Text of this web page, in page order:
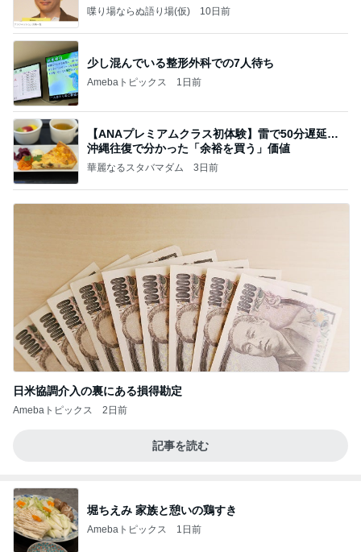
喋り場ならぬ語り場(仮) 10日前
少し混んでいる整形外科での7人待ち
Amebaトピックス 1日前
【ANAプレミアムクラス初体験】雷で50分遅延…
沖縄往復で分かった「余裕を買う」価値
華麗なるスタバマダム 3日前
日米協調介入の裏にある損得勘定
Amebaトピックス 2日前
記事を読む
堀ちえみ 家族と憩いの鶏すき
Amebaトピックス 1日前